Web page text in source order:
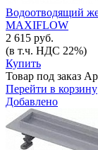
Водоотводящий
MAXIFLOW
2 615 руб.
(в т.ч. НДС 22%)
Купить
Товар под заказ
Перейти в корзину
Добавлено